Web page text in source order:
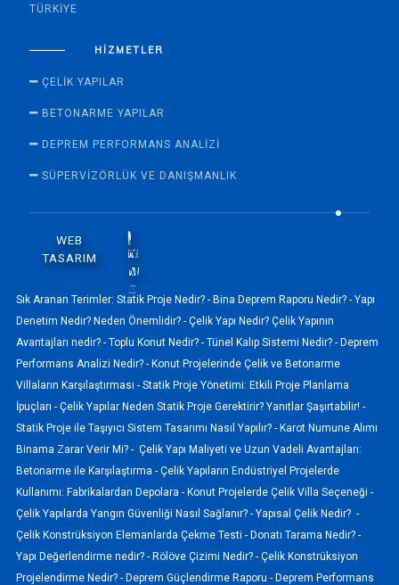
TÜRKIYE
HIZMETLER
ÇELIK YAPILAR
BETONARME YAPILAR
DEPREM PERFORMANS ANALIZI
SÜPERVİZÖRLÜK VE DANIŞMANLIK
WEB
TASARIM
Sık Aranan Terimler: Statik Proje Nedir? - Bina Deprem Raporu Nedir? - Yapı
Denetim Nedir? Neden Önemlidir? - Çelik Yapı Nedir? Çelik Yapının
Avantajları nedir? - Toplu Konut Nedir? - Tünel Kalıp Sistemi Nedir? - Deprem
Performans Analizi Nedir? - Konut Projelerinde Çelik ve Betonarme
Villaların Karşılaştırması - Statik Proje Yönetimi: Etkili Proje Planlama
İpuçları - Çelik Yapılar Neden Statik Proje Gerektirir? Yanıtlar Şaşırtabilir! -
Statik Proje ile Taşıyıcı Sistem Tasarımı Nasıl Yapılır? - Karot Numune Alımı
Binama Zarar Verir Mi? - Çelik Yapı Maliyeti ve Uzun Vadeli Avantajları:
Betonarme ile Karşılaştırma - Çelik Yapıların Endüstriyel Projelerde
Kullanımı: Fabrikalardan Depolara - Konut Projelerde Çelik Villa Seçeneği -
Çelik Yapılarda Yangın Güvenliği Nasıl Sağlanır? - Yapısal Çelik Nedir? -
Çelik Konstrüksiyon Elemanlarda Çekme Testi - Donatı Tarama Nedir? -
Yapı Değerlendirme nedir? - Rölöve Çizimi Nedir? - Çelik Konstrüksiyon
Projelendirme Nedir? - Deprem Güçlendirme Raporu - Deprem Performans